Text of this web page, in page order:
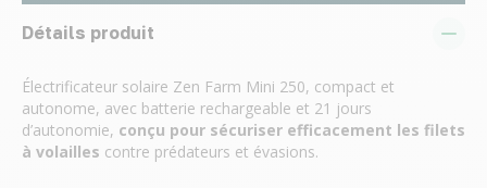
Détails produit
Électrificateur solaire Zen Farm Mini 250, compact et
autonome, avec batterie rechargeable et 21 jours
d’autonomie, conçu pour sécuriser efficacement les filets
à volailles contre prédateurs et évasions.